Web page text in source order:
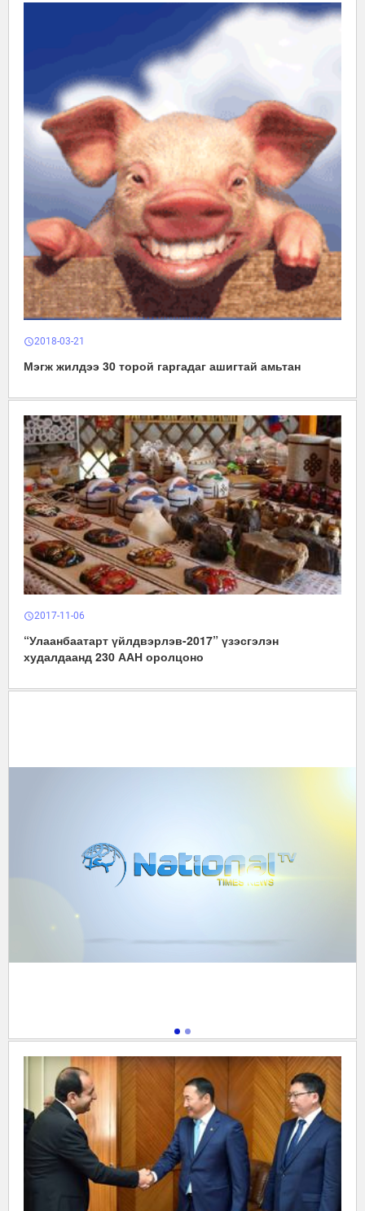
schedule2018-03-21
Мэгж жилдээ 30 торой гаргадаг ашигтай амьтан
schedule2017-11-06
“Улаанбаатарт үйлдвэрлэв-2017” үзэсгэлэн
худалдаанд 230 ААН оролцоно